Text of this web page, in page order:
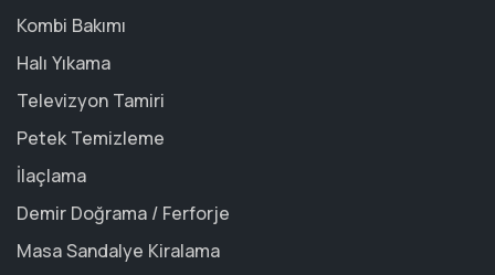
Kombi Bakımı
Halı Yıkama
Televizyon Tamiri
Petek Temizleme
İlaçlama
Demir Doğrama / Ferforje
Masa Sandalye Kiralama